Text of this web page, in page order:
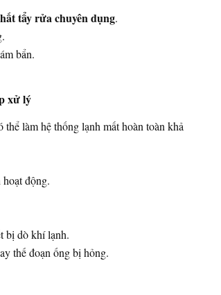
tẩy rửa chuyên dụng.
bẩn.
xử lý
làm hệ thống lạnh mất hoàn toàn khả
động.
bị dò khí lạnh.
thế đoạn ống bị hỏng.